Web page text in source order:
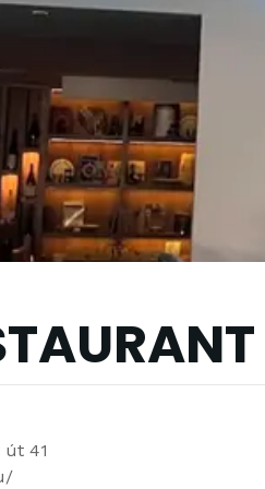
út 41